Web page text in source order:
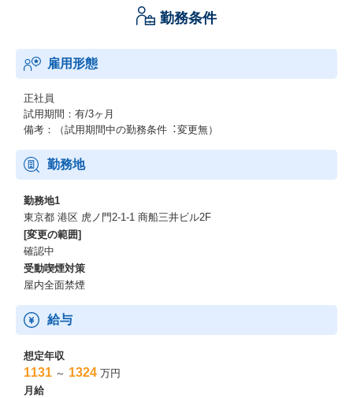
勤務条件
雇用形態
正社員
試用期間：有/3ヶ月
備考：（試⽤期間中の勤務条件︓変更無）
勤務地
勤務地1
東京都 港区 ⻁ノ⾨2-1-1 商船三井ビル2F
[変更の範囲]
確認中
受動喫煙対策
屋内全面禁煙
給与
想定年収
1131 ～ 1324 万円
月給